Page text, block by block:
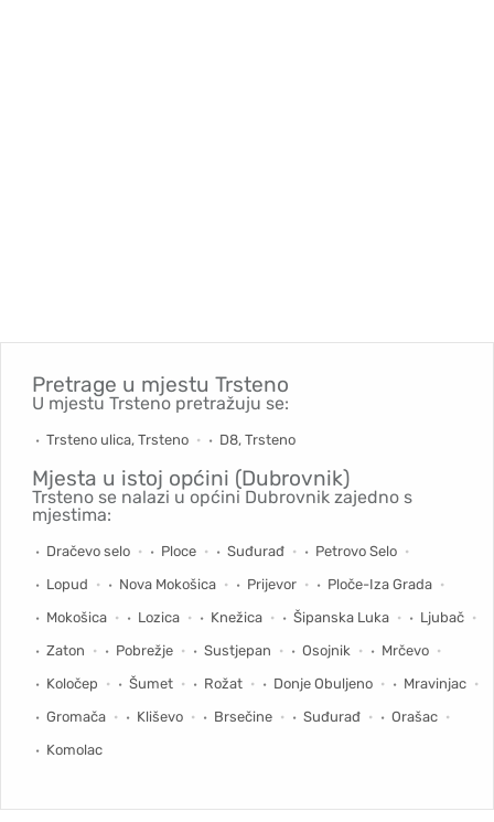
Pretrage u mjestu Trsteno
U mjestu Trsteno pretražuju se:
Trsteno ulica, Trsteno D8, Trsteno
Mjesta u istoj općini (Dubrovnik)
Trsteno se nalazi u općini Dubrovnik zajedno s
mjestima:
Dračevo selo Ploce Suđurađ
Petrovo Selo
Lopud
Nova Mokošica Prijevor
Ploče-Iza Grada
Mokošica
Lozica Knežica Šipanska Luka
Ljubač
Zaton
Pobrežje Sustjepan Osojnik
Mrčevo
Koločep
Šumet Rožat Donje Obuljeno
Mravinjac
Gromača
Kliševo Brsečine Suđurađ
Orašac
Komolac